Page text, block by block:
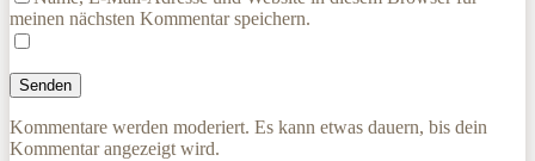
meinen nächsten Kommentar speichern.
Kommentare werden moderiert. Es kann etwas dauern, bis dein
Kommentar angezeigt wird.